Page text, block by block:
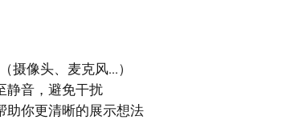
摄像头、麦克风…）
静音，避免干扰
助你更清晰的展示想法